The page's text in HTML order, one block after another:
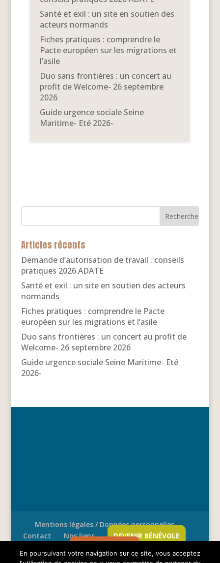
Santé et exil : un site en soutien des
acteurs normands
Fiches pratiques : comprendre le
Pacte européen sur les migrations et
l’asile
Duo sans frontières : un concert au
profit de Welcome- 26 septembre
2026
Guide urgence sociale Seine
Maritime- Eté 2026-
Articles récents
Demande d’autorisation de travail : conseils
pratiques 2026 ADATE
Santé et exil : un site en soutien des acteurs
normands
Fiches pratiques : comprendre le Pacte
européen sur les migrations et l’asile
Duo sans frontières : un concert au profit de
Welcome- 26 septembre 2026
Guide urgence sociale Seine Maritime- Eté
2026-
Mentions légales / Données personnelles
Contact
Nos liens
DEVENIR BÉNÉVOLE
En poursuivant votre navigation sur ce site, vous acceptez